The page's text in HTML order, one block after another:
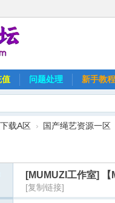
值 问题处理 新手教程
载A区 › 国产绳艺资源一区
[MUMUZI工作室]
[复制链接]